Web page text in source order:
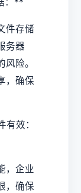
件存储
务器
险。
，确保
效：
，企业
，确保